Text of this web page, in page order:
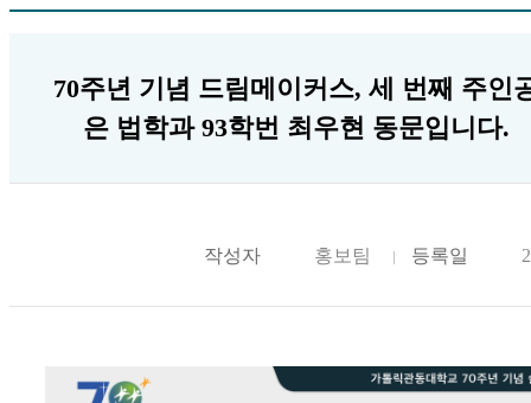
70주년 기념 드림메이커스, 세 번째 주인
은 법학과 93학번 최우현 동문입니다.
작성자 홍보팀 등록일